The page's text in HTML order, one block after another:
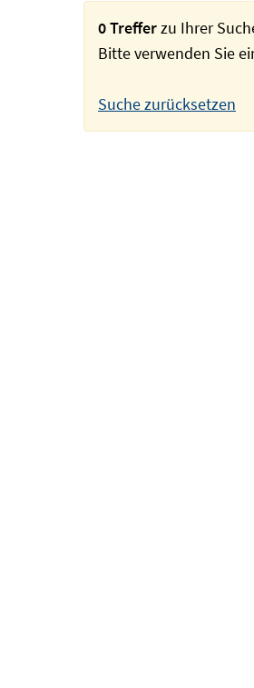
0 Trefferzu Ihrer
Bitte verwenden Sie
Suche zurücksetzen